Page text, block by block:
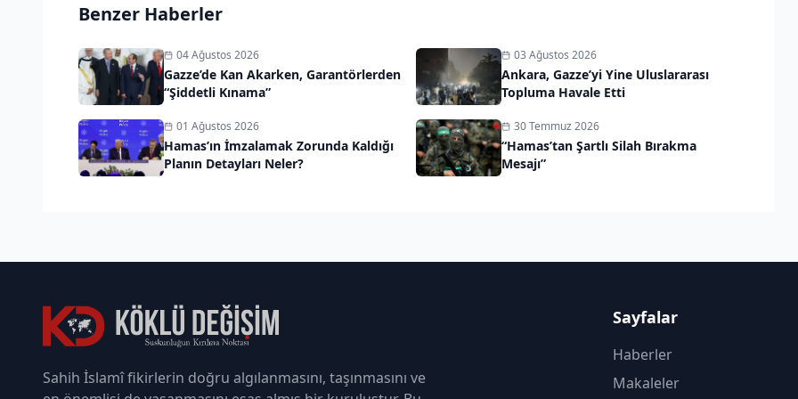
Benzer Haberler
04 Ağustos 2026
Gazze’de Kan Akarken, Garantörlerden
“Şiddetli Kınama”
03 Ağustos 2026
Ankara, Gazze’yi Yine Uluslararası
Topluma Havale Etti
01 Ağustos 2026
Hamas’ın İmzalamak Zorunda Kaldığı
Planın Detayları Neler?
30 Temmuz 2026
“Hamas’tan Şartlı Silah Bırakma
Mesajı”
Sahih İslamî fikirlerin doğru algılanmasını, taşınmasını ve
Sayfalar
Haberler
Makaleler